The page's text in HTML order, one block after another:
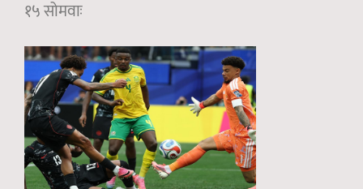
१५ सोमवाः